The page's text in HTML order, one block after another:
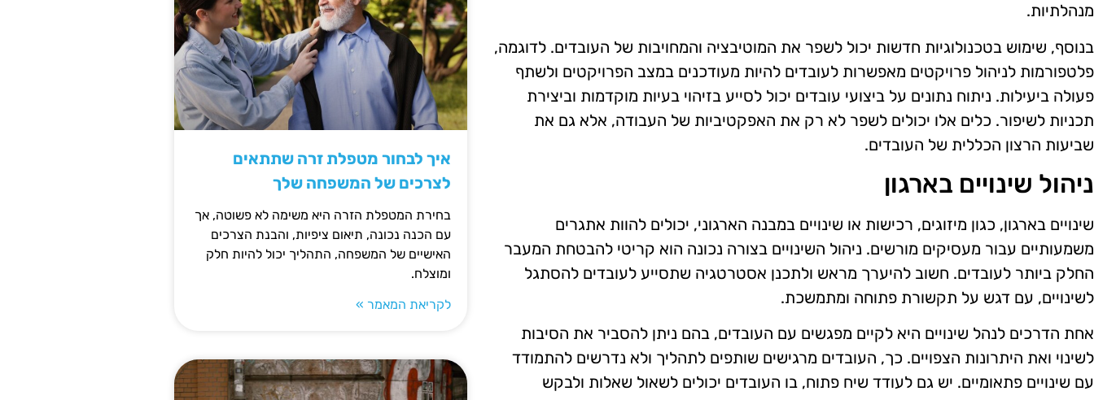
מנהלתיות.
בנוסף, שימוש בטכנולוגיות חדשות יכול לשפר את המוטיבציה והמחויבות של העובדים. לדוגמה,
פלטפורמות לניהול פרויקטים מאפשרות לעובדים להיות מעודכנים במצב הפרויקטים ולשתף
פעולה ביעילות. ניתוח נתונים על ביצועי עובדים יכול לסייע בזיהוי בעיות מוקדמות וביצירת
תכניות לשיפור. כלים אלו יכולים לשפר לא רק את האפקטיביות של העבודה, אלא גם את
שביעות הרצון הכללית של העובדים.
ניהול שינויים בארגון
שינויים בארגון, כגון מיזוגים, רכישות או שינויים במבנה הארגוני, יכולים להוות אתגרים
משמעותיים עבור מעסיקים מורשים. ניהול השינויים בצורה נכונה הוא קריטי להבטחת המעבר
החלק ביותר לעובדים. חשוב להיערך מראש ולתכנן אסטרטגיה שתסייע לעובדים להסתגל
לשינויים, עם דגש על תקשורת פתוחה ומתמשכת.
אחת הדרכים לנהל שינויים היא לקיים מפגשים עם העובדים, בהם ניתן להסביר את הסיבות
לשינוי ואת היתרונות הצפויים. כך, העובדים מרגישים שותפים לתהליך ולא נדרשים להתמודד
עם שינויים פתאומיים. יש גם לעודד שיח פתוח, בו העובדים יכולים לשאול שאלות ולבקש
איך לבחור מטפלת זרה שתתאים
לצרכים של המשפחה שלך
בחירת המטפלת הזרה היא משימה לא פשוטה, אך
עם הכנה נכונה, תיאום ציפיות, והבנת הצרכים
האישיים של המשפחה, התהליך יכול להיות חלק
ומוצלח.
לקריאת המאמר »